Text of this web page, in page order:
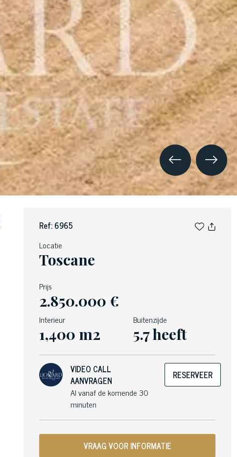
Ref: 6965
Locatie
Toscane
Prijs
2.850.000 €
Interieur
1,400 m2
Buitenzijde
5.7 heeft
VIDEO CALL
AANVRAGEN
Al vanaf de komende 30
minuten
RESERVEER
VRAAG VOOR INFORMATIE